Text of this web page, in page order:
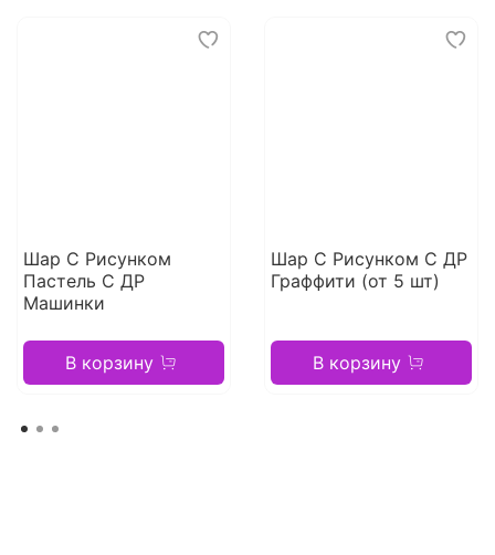
Шар С Рисунком
Пастель С ДР
Машинки
В корзину
Шар С Рисунком С ДР
Граффити (от 5 шт)
В корзину